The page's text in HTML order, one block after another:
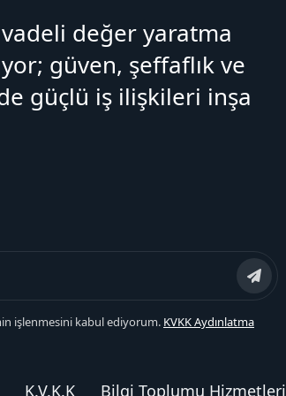
değer yaratma
güven, şeffaflık ve
güçlü iş ilişkileri inşa
işlenmesini kabul ediyorum. KVKK Aydınlatma
K.V.K.K Bilgi Toplumu Hizmetleri